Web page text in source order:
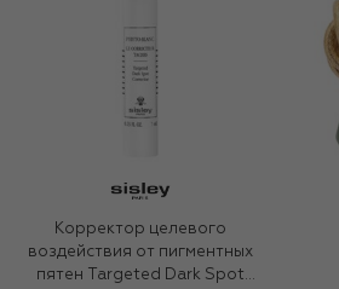
Корректор целевого
воздействия от пигментных
пятен Targeted Dark Spot